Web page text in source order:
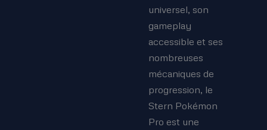
universel, son
gameplay
accessible et ses
nombreuses
mécaniques de
progression, le
Stern Pokémon
Pro est une